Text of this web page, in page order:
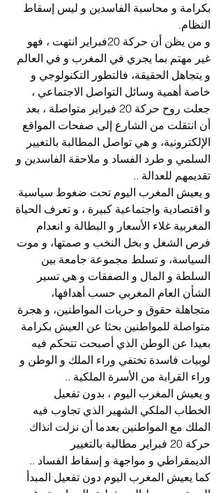
بكرامة و محاسبة الفاسدين و ليس إسقاط
النظام.
و من يظن أن حركة 20فبراير انتهت ، فهو
غير مهتم بما يجري في المغرب و في العالم
و يتجاهل الحقيقة، فالتطور التكنولوجي و
خاصة أهمية وسائل التواصل الاجتماعي ،
جعلت روح حركة 20 فبراير متواصلة ، بعد
أن انتقلت من الشارع إلى صفحات المواقع
الإلكترونية، و هي تواصل المطالبة بالتغيير
السلمي و طرد الفساد و ملاحقة الفاسدين و
تقديمهم للعدالة ..
و يعيش المغرب اليوم تحت ضغوط سياسية
و اقتصادية واجتماعية كبيرة ، و تعرف الحياة
المغربية غلاء الأسعار و البطالة و انعدام
فرص الشغل و بخل النخب و صمتها، و موت
السياسة، و تسلط مجموعة جامعة بين
السلطة و المال و الصفقات و هي تسير
الشأن العام المغربي حسب أهدافها،
متجاهلة حقوق و حريات المواطنين، و هجرة
متواصلة للمواطنين بحثا عن العيش بكرامة
بعيدا عن الوطن الذي أصبحت تتحكم فيه
لوبيات فاسدة تختفي وراء الملك و الوطن و
وراء القرابة من الأسرة الملكية ..
و يعيش المغرب اليوم ، بدون تفعيل
الخطاب الملكي الشهير الذي تجاوب فيه
الملك مع المواطنين بعدما أن نزلت انذاك
حركة 20 فبراير مطالبة بالتغيير
الديمقراطي و مواجهة و إسقاط الفساد ..
كما يعيش المغرب اليوم دون تفعيل المبدأ